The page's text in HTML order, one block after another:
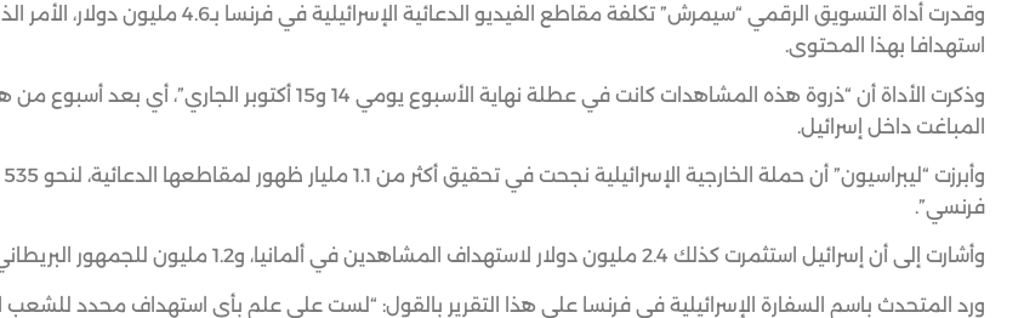
وقدرت أداة التسويق الرقمي “سيمرش” تكلفة مقاطع الفيديو الدعائية
استهدافا بهذا المحتوى.
وذكرت الأداة أن “ذروة هذه المشاهدات كانت في عطلة نهاية الأسبوع يومي 14 و15 أكتوبر
المباغت داخل إسرائيل.
فرنسي”.
وأشارت إلى أن إسرائيل استثمرت كذلك 2.4 مليون دولار لاستهداف المشاهدين في ألمانيا، و1.2 مليون للجمهور البريطاني.
ورد المتحدث باسم السفارة الإسرائيلية في فرنسا على هذا التقرير بالقول: “لست على علم بأي استهداف محدد للشعب